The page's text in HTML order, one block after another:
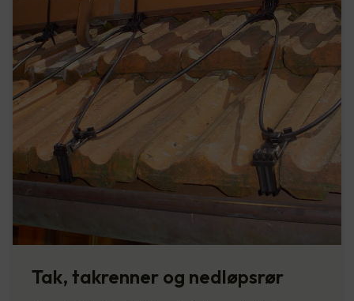
Tak, takrenner og nedløpsrør